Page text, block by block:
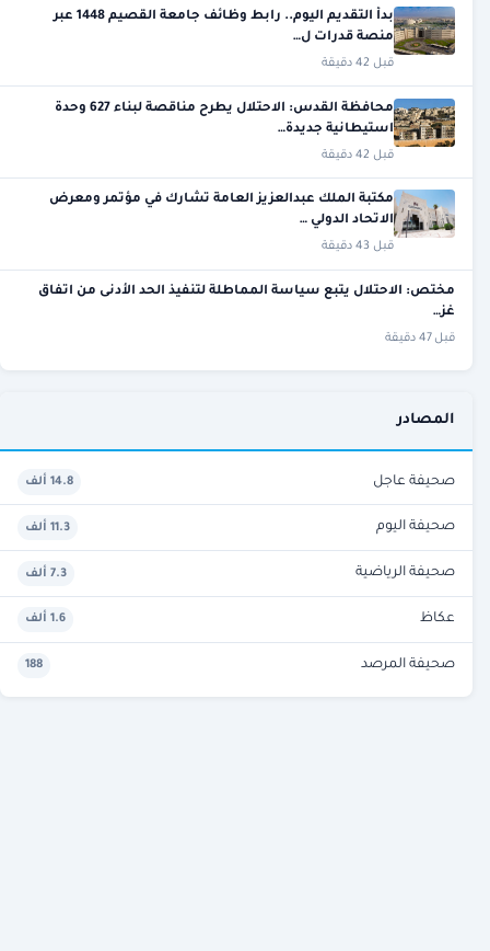
بدأ التقديم اليوم.. رابط وظائف جامعة القصيم 1448 عبر
منصة قدرات ل…
قبل 42 دقيقة
محافظة القدس: الاحتلال يطرح مناقصة لبناء 627 وحدة
استيطانية جديدة…
قبل 42 دقيقة
مكتبة الملك عبدالعزيز العامة تشارك في مؤتمر ومعرض
الاتحاد الدولي …
قبل 43 دقيقة
مختص: الاحتلال يتبع سياسة المماطلة لتنفيذ الحد الأدنى من اتفاق
غز…
قبل 47 دقيقة
المصادر
صحيفة عاجل 14.8 ألف
صحيفة اليوم 11.3 ألف
صحيفة الرياضية 7.3 ألف
عكاظ 1.6 ألف
صحيفة المرصد 188